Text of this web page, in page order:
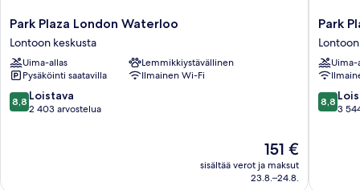
Park
Plaza
London
Waterloo
Lontoon
keskusta
Park Plaza London Waterloo
Lontoon keskusta
Uima-allas
Lemmikkiystävällinen
Pysäköinti saatavilla
Ilmainen Wi-Fi
8.8
kautta
8,8 Loistava
2 403 arvostelua
Hinta
on
151 €
151 €
sisältää verot ja maksut
23.8.–24.8.
Park
Plaza
London
Lontoon
keskusta
Park
Uima-
8.8
kautta
8,8
3